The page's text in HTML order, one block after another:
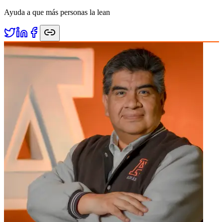
Ayuda a que más personas la lean